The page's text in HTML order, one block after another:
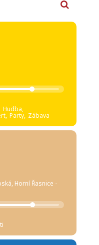
Hudba,
Party, Zábava
, Horní Řasnice -